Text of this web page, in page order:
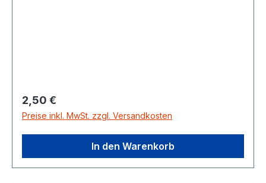
Regulärer Preis:
2,50 €
Preise inkl. MwSt. zzgl. Versandkosten
In den Warenkorb